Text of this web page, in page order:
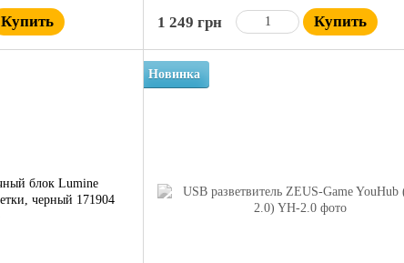
Купить 1 249 грн Купить
Новинка